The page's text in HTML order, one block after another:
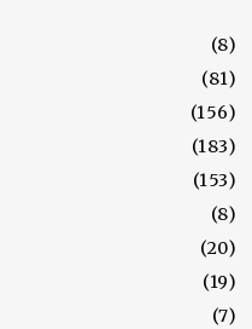
(8)
(81)
(156)
(183)
(153)
(8)
(20)
(19)
(7)